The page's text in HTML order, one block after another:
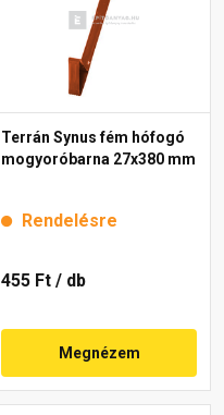
Terrán Synus fém hófogó
mogyoróbarna 27x380 mm
Rendelésre
455 Ft / db
Megnézem